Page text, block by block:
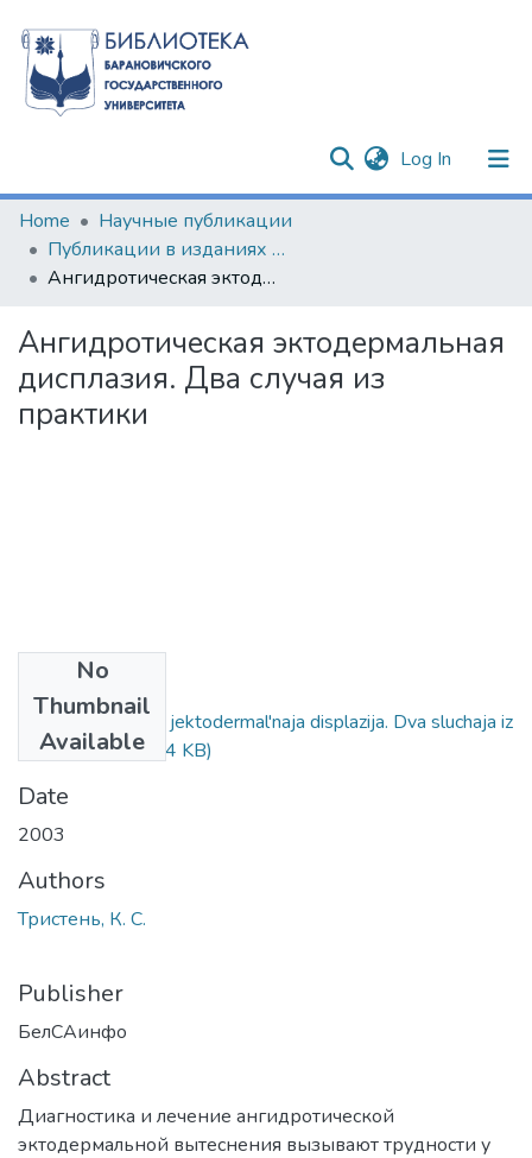
Log In (current)
Communities & Collections
All of DSpace
Home
Научные публикации
Публикации в изданиях Республики Беларусь
Ангидротическая эктодермальная дисплазия. Два случая из практики
Ангидротическая эктодермальная
дисплазия. Два случая из
практики
No
Thumbnail
Available
Angidroticheskaja jektodermal'naja displazija. Dva sluchaja iz
praktiki.pdf(802.14 KB)
Date
2003
Authors
Тристень, К. С.
Publisher
БелСАинфо
Abstract
Диагностика и лечение ангидротической
эктодермальной вытеснения вызывают трудности у